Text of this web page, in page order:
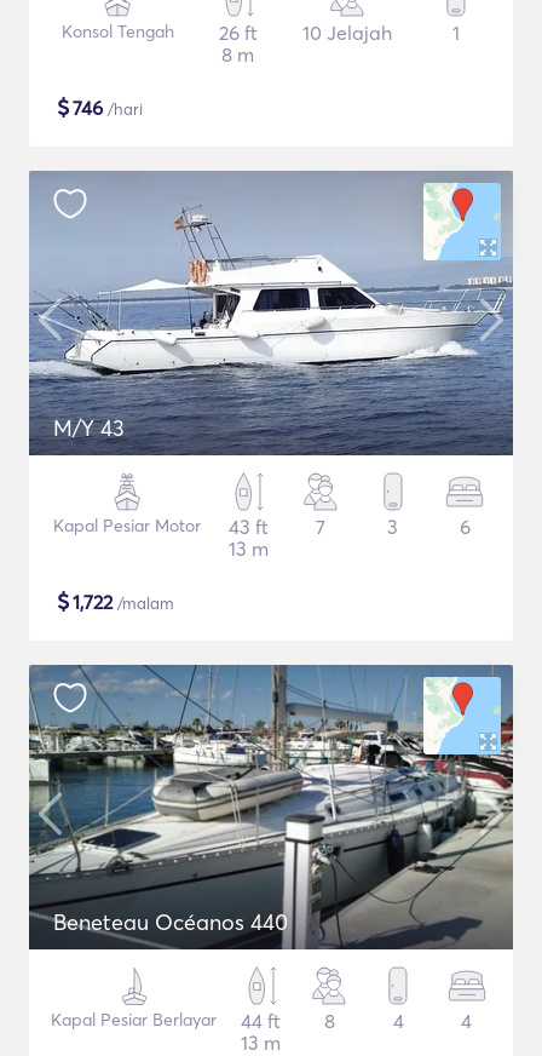
Konsol Tengah
26 ft
8 m
10 Jelajah 1
$746 /hari
M/Y 43
Kapal Pesiar Motor
43 ft
13 m
7 3 6
$1,722/malam
Beneteau Océanos 440
Kapal Pesiar Berlayar
44 ft
13 m
8 4 4